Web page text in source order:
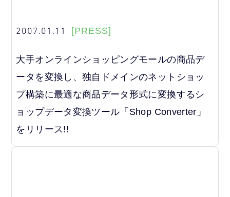
2007.01.11 [PRESS]
大手オンラインショッピングモールの商品デ
ータを変換し、独自ドメインのネットショッ
プ構築に最適な商品データ形式に変換するシ
ョップデータ変換ツール「Shop Converter」
をリリース!!